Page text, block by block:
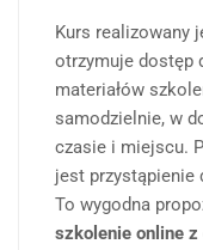
Kurs realizowany
otrzymuje dostęp
materiałów
samodzielnie, w
czasie i miejscu.
jest przystąpienie
To wygodna
szkolenie online